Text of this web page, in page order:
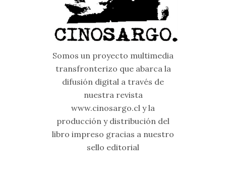
Somos un proyecto multimedia
transfronterizo que abarca la
difusión digital a través de
nuestra revista
www.cinosargo.cl y la
producción y distribución del
libro impreso gracias a nuestro
sello editorial